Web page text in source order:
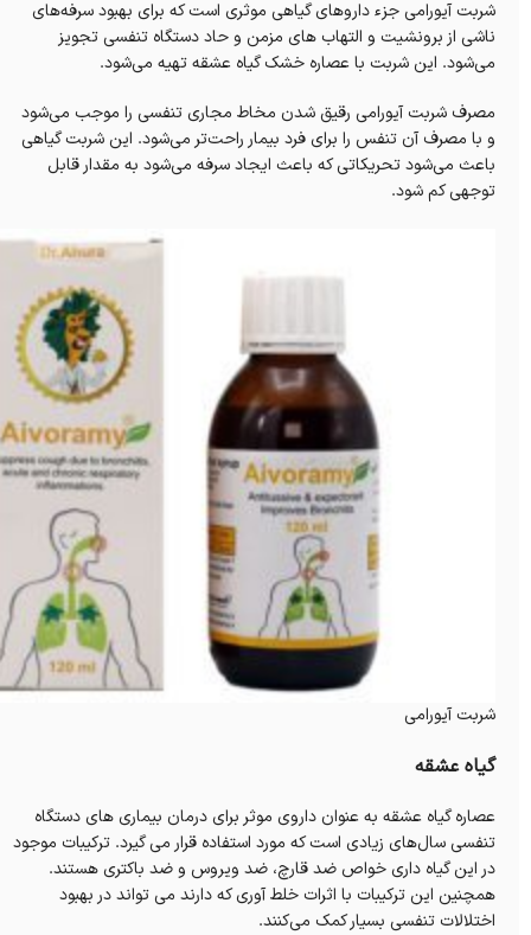
شربت آیورامی جزء داروهای گیاهی موثری است که برای بهبود سرفه‌های
ناشی از برونشیت و التهاب های مزمن و حاد دستگاه تنفسی تجویز
می‌شود. این شربت با عصاره خشک گیاه عشقه تهیه می‌شود.
مصرف شربت آیورامی رقیق شدن مخاط مجاری تنفسی را موجب می‌شود
و با مصرف آن تنفس را برای فرد بیمار راحت‌تر می‌شود. این شربت گیاهی
باعث می‌شود تحریکاتی که باعث ایجاد سرفه می‌شود به مقدار قابل
توجهی کم شود.
شربت آیورامی
گیاه عشقه
عصاره گیاه عشقه به عنوان داروی موثر برای درمان بیماری های دستگاه
تنفسی سال‌های زیادی است که مورد استفاده قرار می گیرد. ترکیبات موجود
در این گیاه داری خواص ضد قارچ، ضد ویروس و ضد باکتری هستند.
همچنین این ترکیبات با اثرات خلط آوری که دارند می تواند در بهبود
اختلالات تنفسی بسیار کمک می‌کنند.